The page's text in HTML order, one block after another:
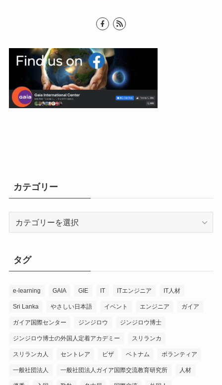
カテゴリー
ー
タグ
e-learning GAIA GIE IT ITエンジニア IT人材
Sri Lanka やさしい日本語 イベント エンジニア ガイア
ガイア国際センター ジンジロウ ジンジロウ博士
ジンジロウ博士の外国人定着アカデミー スリランカ
スリランカ人 セントレア ビザ ベトナム ボランティア
一般社団法人 一般社団法人ガイア国際交流教育研究所 人材